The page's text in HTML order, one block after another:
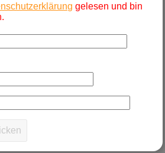
gelesen und bin